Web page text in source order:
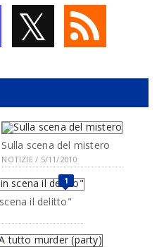
𝕏
Sulla scena del mistero
NOTIZIE / 5/11/2010
1
il delitto"